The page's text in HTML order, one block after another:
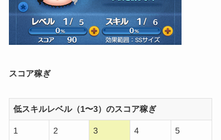
スコア稼ぎ
低スキルレベル（1〜3）のスコア稼ぎ
1 2 3 4 5